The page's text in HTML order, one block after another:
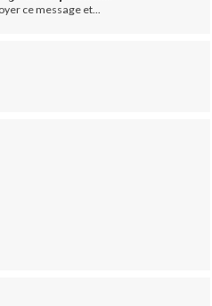
ce message et...